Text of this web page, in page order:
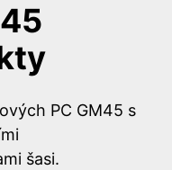
PC GM45 s
šasi.